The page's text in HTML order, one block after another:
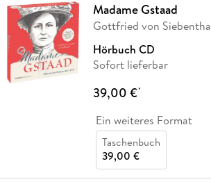
Madame Gstaad
Gottfried von
Hörbuch CD
Sofort lieferbar
39,00 €*
Ein weiteres Format
Taschenbuch
39,00 €